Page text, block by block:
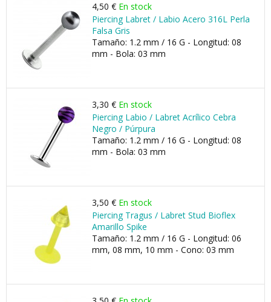
4,50 € En stock
Piercing Labret / Labio Acero 316L Perla
Falsa Gris
Tamaño: 1.2 mm / 16 G - Longitud: 08
mm - Bola: 03 mm
3,30 € En stock
Piercing Labio / Labret Acrílico Cebra
Negro / Púrpura
Tamaño: 1.2 mm / 16 G - Longitud: 08
mm - Bola: 03 mm
3,50 € En stock
Piercing Tragus / Labret Stud Bioflex
Amarillo Spike
Tamaño: 1.2 mm / 16 G - Longitud: 06
mm, 08 mm, 10 mm - Cono: 03 mm